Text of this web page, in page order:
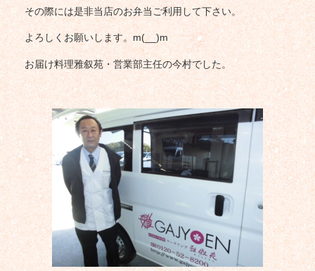
その際には是非当店のお弁当ご利用して下さい。
よろしくお願いします。m(__)m
お届け料理雅叙苑・営業部主任の今村でした。